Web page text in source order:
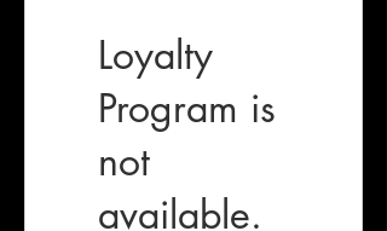
Loyalty
Program is
not
available.